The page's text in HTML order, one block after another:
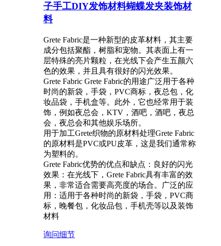
子手工DIY发饰材料蝴蝶发夹装饰材
料
Grete Fabric是一种新型的皮革材料，其主要
成分包括聚酯，树脂和宠物。其表面上有一
层特殊的亮片颗粒，在光线下会产生五颜六
色的效果，并且具有很好的闪光效果。
Grete Fabric Grete Fabric的用途广泛用于各种
时尚的新袋，手袋，PVC商标，夜总包，化
妆品袋，手机盒等。此外，它也经常用于装
饰，例如夜总会，KTV，酒吧，酒吧，夜总
会，夜总会和其他娱乐场所。
用于加工Grete织物的原材料处理Grete Fabric
的原材料是PVC或PU皮革，这是我们通常称
为塑料的。
Grete Fabric优势的优点和缺点：良好的闪光
效果：在光线下，Grete Fabric具有丰富的效
果，非常适合需要高亮度的场合。广泛的应
用：适用于各种时尚的新袋，手袋，PVC商
标，晚餐包，化妆品包，手机壳等以及装饰
材料
询问细节